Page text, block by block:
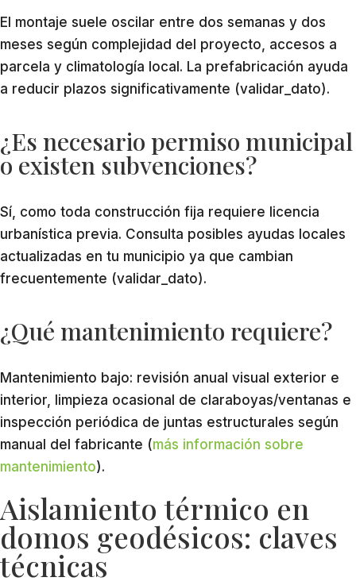
El montaje suele oscilar entre dos semanas y dos
meses según complejidad del proyecto, accesos a
parcela y climatología local. La prefabricación ayuda
a reducir plazos significativamente (validar_dato).
¿Es necesario permiso municipal
o existen subvenciones?
Sí, como toda construcción fija requiere licencia
urbanística previa. Consulta posibles ayudas locales
actualizadas en tu municipio ya que cambian
frecuentemente (validar_dato).
¿Qué mantenimiento requiere?
Mantenimiento bajo: revisión anual visual exterior e
interior, limpieza ocasional de claraboyas/ventanas e
inspección periódica de juntas estructurales según
manual del fabricante (más información sobre
mantenimiento).
Aislamiento térmico en
domos geodésicos: claves
técnicas